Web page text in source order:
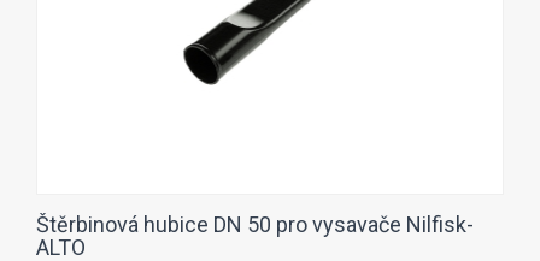
Štěrbinová hubice DN 50 pro vysavače Nilfisk-
ALTO